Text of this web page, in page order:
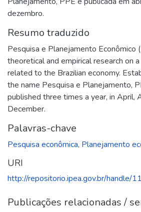
dezembro.
Resumo traduzido
Pesquisa e Planejamento Econômico
theoretical and empirical research on
related to the Brazilian economy.
the name Pesquisa e Planejamento,
published three times a year, in April,
December.
Palavras-chave
Pesquisa econômica, Planejamento
URI
http://repositorio.ipea.gov.br/handle/
Publicações relacionadas /